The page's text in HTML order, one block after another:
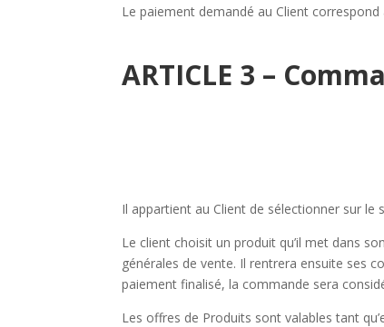
Le paiement demandé au Client
ARTICLE 3 –
Il appartient au Client de sélectionner sur le
Le client choisit un produit qu’il met dans
générales de vente. Il rentrera ensuite ses
paiement finalisé, la commande sera
Les offres de Produits sont valables tant